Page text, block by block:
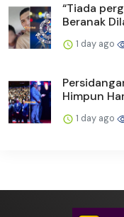
“Tiada
Beranak
1 day ago
Himpun
1 day ago